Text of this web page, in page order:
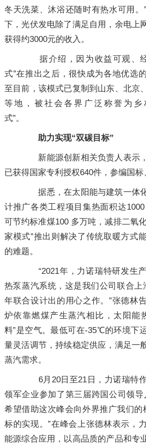
冬天洗菜、沐浴还随时有热水可用。
下，光伏发电除了满足自用，余电上
获得约3000元的收入。
据介绍，因为收益可观、经
式”在推出之后，很快成为各地优选
至目前，该模式已复制到山东、北京
等地，被社会各界广泛称誉为乡
式”。
助力实现“双碳目标”
新能源创新相关负责人表示
已获得国家专利授权640件，参编国标
据悉，在太阳能与建筑一体
计推广各类工程项目集热面积达
可节约标准煤100 多万吨，减排二氧
家模式”推出则解决了传统取暖方式
的难题。
“2021年，力诺瑞特研发生
热泵蒸汽系统，这是我们公司联合上
年联合设计出的用心之作。”张德林
炉依靠燃煤产生蒸汽相比，太阳能
料”是空气。最低可在-35℃的环境下
量灵活调节，持续稳定供应，满足一
蒸汽需求。
6月20日至21日，力诺瑞特
领军企业参加了第三届跨国公司领导
希望借助这次峰会向外界推广我们的
标的实现。”在峰会上张德林表示，
能源综合应用，以高品质的产品和专